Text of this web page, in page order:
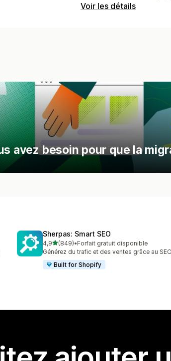
Voir les détails
avez besoin pour que la
Sherpas: Smart SEO
4,9étoile(s) sur 5
(849)
849 avis au total
•Forfait gratuit disponible
Générez du trafic et des ventes grâce au
Built for Shopify